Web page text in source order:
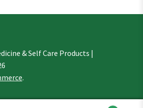
& Self Care Products |
.